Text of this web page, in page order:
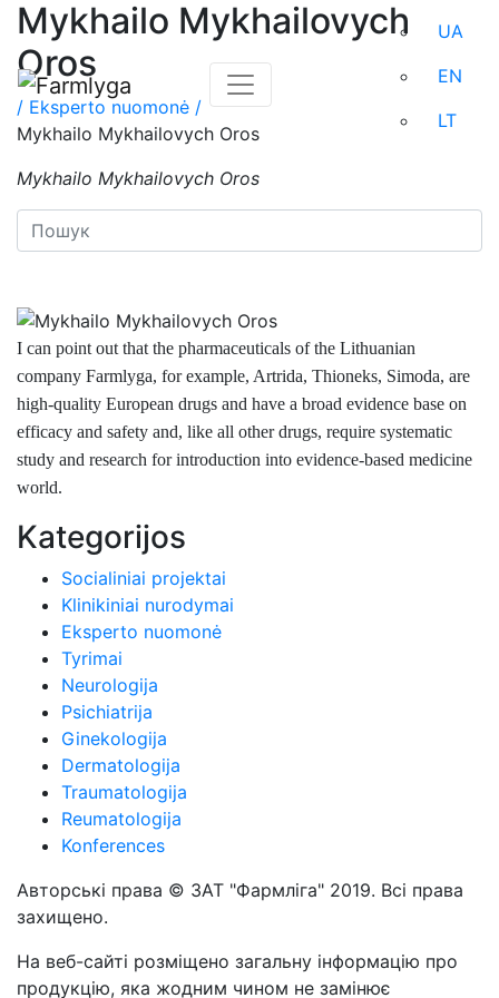
UA
EN
LT
Mykhailo Mykhailovych
Oros
/ Eksperto nuomonė /
Mykhailo Mykhailovych Oros
Mykhailo Mykhailovych Oros
I can point out that the pharmaceuticals of the Lithuanian
company Farmlyga, for example, Artrida, Thioneks, Simoda, are
high-quality European drugs and have a broad evidence base on
efficacy and safety and, like all other drugs, require systematic
study and research for introduction into evidence-based medicine
world.
Kategorijos
Socialiniai projektai
Klinikiniai nurodymai
Eksperto nuomonė
Tyrimai
Neurologija
Psichiatrija
Ginekologija
Dermatologija
Traumatologija
Reumatologija
Konferences
Авторські права © ЗАТ "Фармліга" 2019. Всі права
захищено.
На веб-сайті розміщено загальну інформацію про
продукцію, яка жодним чином не замінює